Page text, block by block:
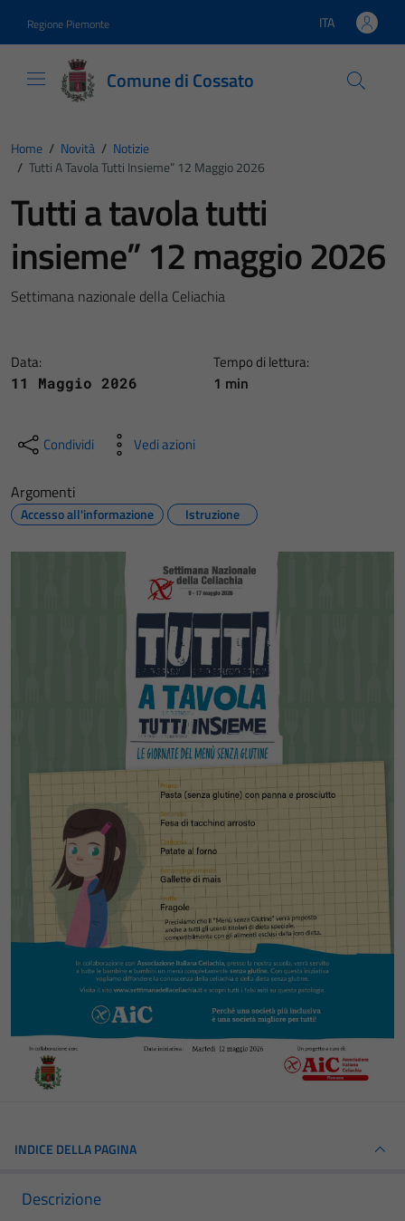
Regione Piemonte Lingua attiva:
ITA
Comune di Cossato
Home / Novità / Notizie
/ Tutti A Tavola Tutti Insieme” 12 Maggio 2026
Tutti a tavola tutti
insieme” 12 maggio 2026
Settimana nazionale della Celiachia
Data:
11 Maggio 2026
Tempo di lettura:
1 min
Condividi Vedi azioni
Argomenti
Accesso all'informazione Istruzione
INDICE DELLA PAGINA
Descrizione